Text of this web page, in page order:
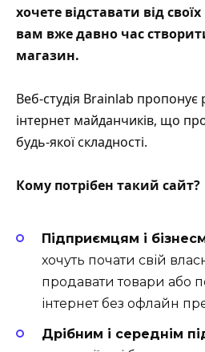
хочете відставати від
вам вже давно час
магазин.
Веб-студія Brainlab пропонує
інтернет майданчиків, що
будь-якої складності.
Кому потрібен такий сайт?
Підприємцям і
хочуть почати свій
продавати товари або
інтернет без офлайн
Дрібним і середнім